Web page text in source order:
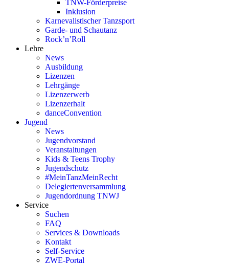
TNW-Förderpreise
Inklusion
Karnevalistischer Tanzsport
Garde- und Schautanz
Rock’n’Roll
Lehre
News
Ausbildung
Lizenzen
Lehrgänge
Lizenzerwerb
Lizenzerhalt
danceConvention
Jugend
News
Jugendvorstand
Veranstaltungen
Kids & Teens Trophy
Jugendschutz
#MeinTanzMeinRecht
Delegiertenversammlung
Jugendordnung TNWJ
Service
Suchen
FAQ
Services & Downloads
Kontakt
Self-Service
ZWE-Portal